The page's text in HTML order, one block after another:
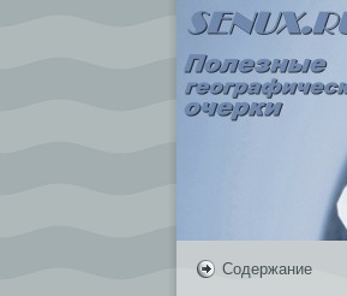
Содержание